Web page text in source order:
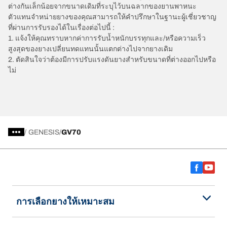
ต่างกันเล็กน้อยจากขนาดเดิมที่ระบุไว้บนฉลากของยานพาหนะ
ตัวแทนจำหน่ายยางของคุณสามารถให้คำปรึกษาในฐานะผู้เชี่ยวชาญ
ที่ผ่านการรับรองได้ในเรื่องต่อไปนี้ :
1. แจ้งให้คุณทราบหากค่าการรับน้ำหนักบรรทุกและ/หรือความเร็ว
สูงสุดของยางเปลี่ยนทดแทนนั้นแตกต่างไปจากยางเดิม
2. ตัดสินใจว่าต้องมีการปรับแรงดันยางสำหรับขนาดที่ต่างออกไปหรือ
ไม่
/ GENESIS GV70
การเลือกยางให้เหมาะสม